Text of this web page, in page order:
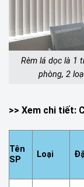
Rèm lá dọc là 1
phòng, 2
>> Xem chi tiết:
Tên
SP
Loại